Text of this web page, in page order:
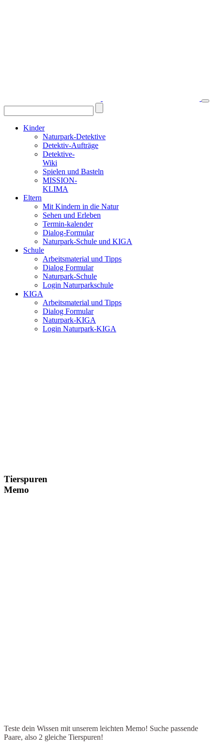
Kinder
Naturpark-Detektive
Detektiv-Aufträge
Detektive-
Wiki
Spielen und Basteln
MISSION-
KLIMA
Eltern
Mit Kindern in die Natur
Sehen und Erleben
Termin-kalender
Dialog-Formular
Naturpark-Schule und KIGA
Schule
Arbeitsmaterial und Tipps
Dialog Formular
Naturpark-Schule
Login Naturparkschule
KIGA
Arbeitsmaterial und Tipps
Dialog Formular
Naturpark-KIGA
Login Naturpark-KIGA
Tierspuren
Memo
Teste dein Wissen mit unserem leichten Memo! Suche passende
Paare, also 2 gleiche Tierspuren!